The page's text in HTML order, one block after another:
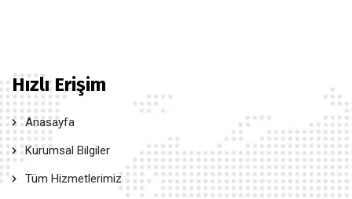
Hızlı Erişim
Anasayfa
Kurumsal Bilgiler
Tüm Hizmetlerimiz